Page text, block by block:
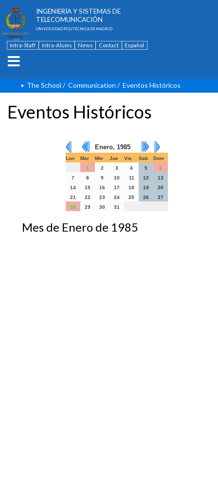
INGENIERÍA Y SISTEMAS DE
TELECOMUNICACIÓN
UNIVERSIDAD POLITÉCNICA DE MADRID
Intra-Staff Intra-Alums News Contact Español
The School / Communication / Eventos Históricos
Eventos Históricos
Enero, 1985
Lun Mar Mie Jue Vie Sab
Dom
1
2 3 4 5
6
7
8 9 10 11 12
13
14
15 16 17 18 19
20
21
22 23 24 25 26
27
28
29 30 31
Mes de Enero de 1985